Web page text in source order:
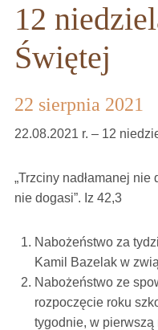
12
Świętej
22 sierpnia 2021
22.08.2021 r. – 12
„Trzciny nadłamanej nie
nie dogasi”. Iz 42,3
Nabożeństwo za
Kamil Bazelak w
Nabożeństwo ze
rozpoczęcie roku
tygodnie, w